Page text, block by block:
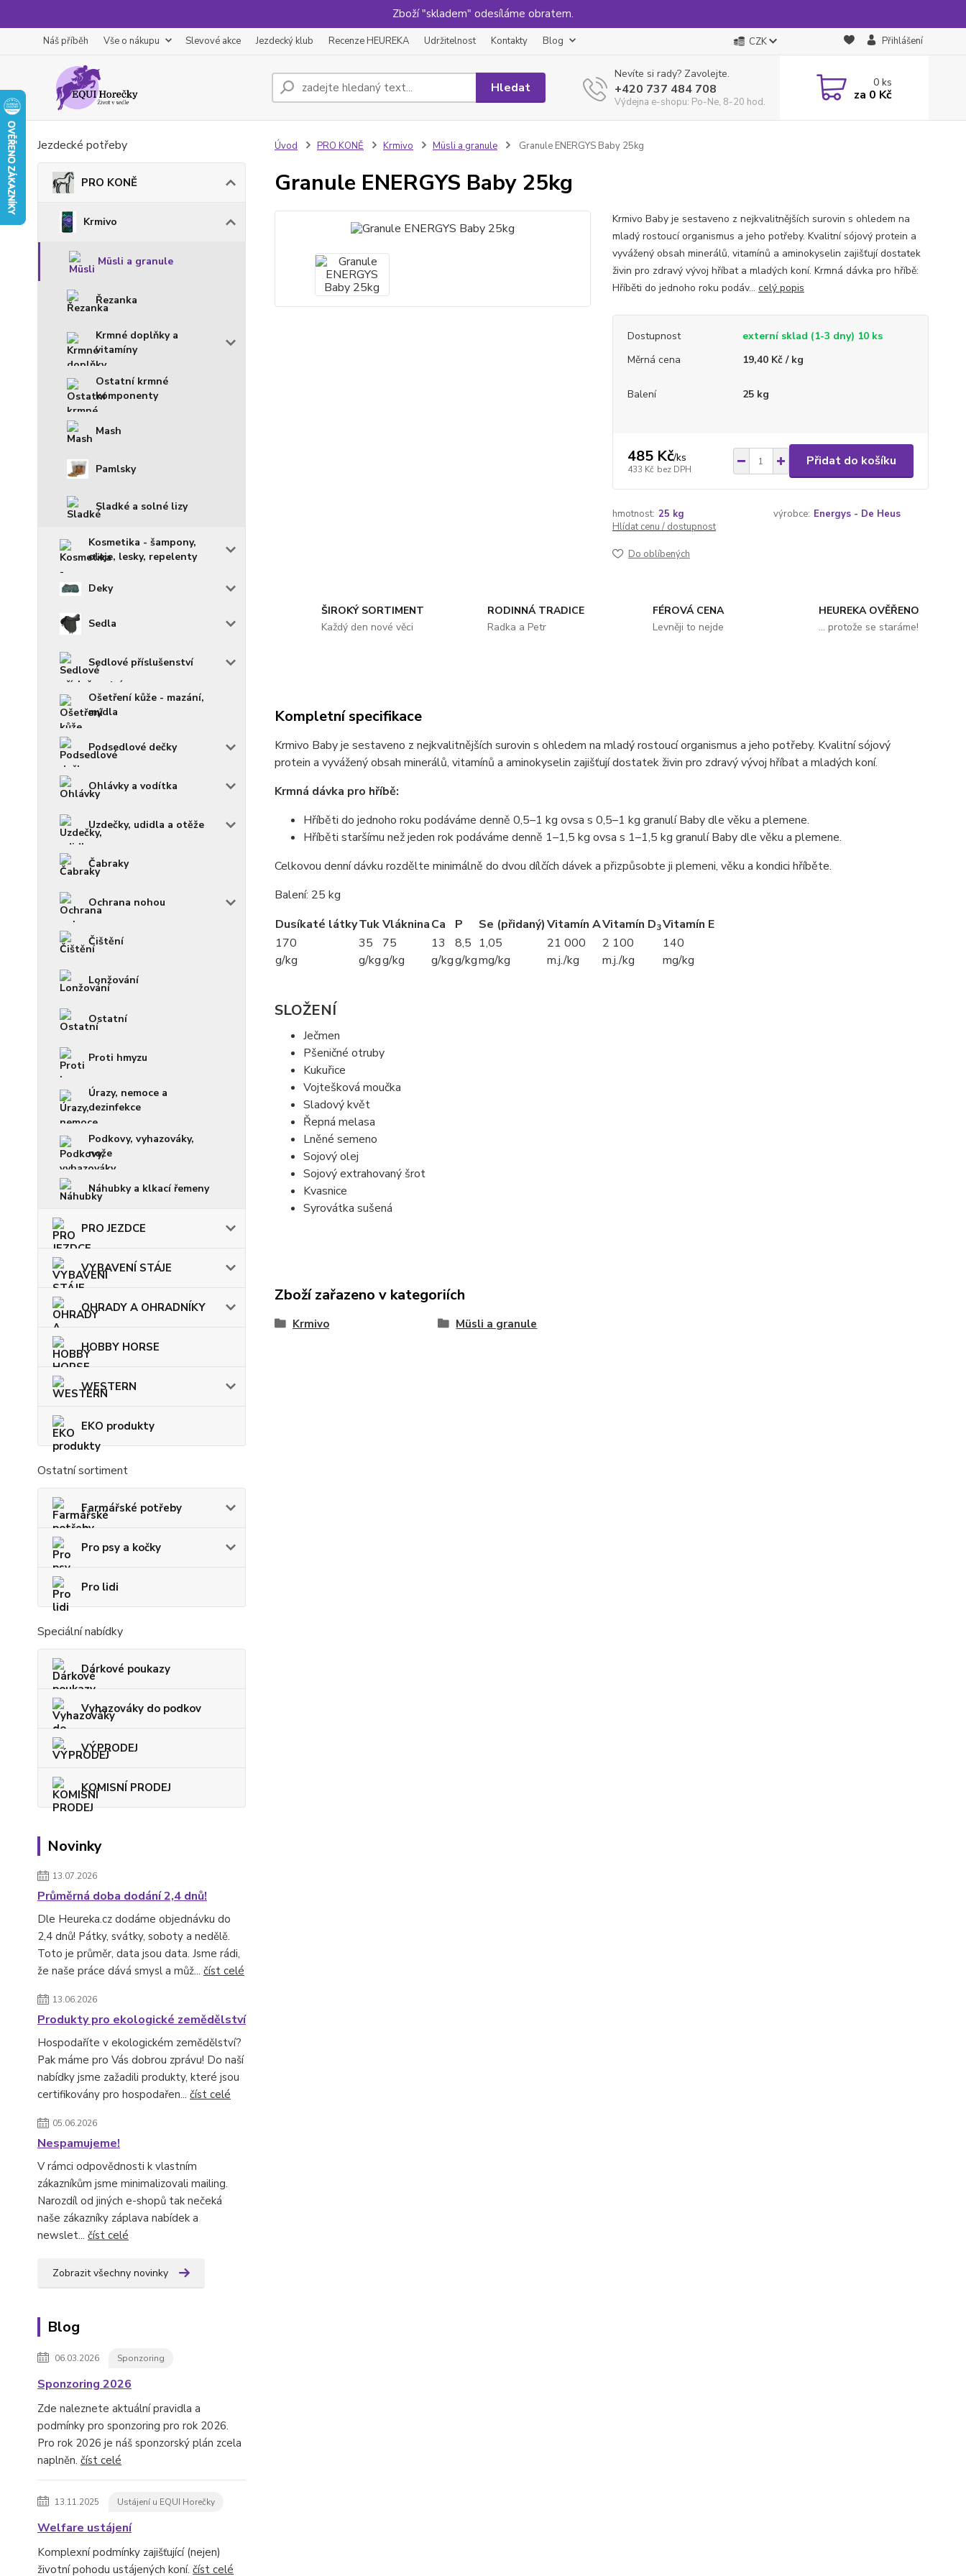
Zboží "skladem" odesíláme obratem.
Náš příběh Vše o nákupu Slevové akce Jezdecký klub Recenze HEUREKA Udržitelnost Kontakty Blog CZK Přihlášení
Hledat
Nevíte si rady? Zavolejte.
+420 737 484 708
Výdejna e-shopu: Po-Ne, 8-20 hod.
0ks
za 0 Kč
Jezdecké potřeby
PRO KONĚ
Krmivo
Müsli a granule
Řezanka
Krmné doplňky a
vitamíny
Ostatní krmné
komponenty
Mash
Pamlsky
Sladké a solné lizy
Kosmetika - šampony,
oleje, lesky, repelenty
Deky
Sedla
Sedlové příslušenství
Ošetření kůže - mazání,
mýdla
Podsedlové dečky
Ohlávky a vodítka
Uzdečky, udidla a otěže
Čabraky
Ochrana nohou
Čištění
Lonžování
Ostatní
Proti hmyzu
Úrazy, nemoce a
dezinfekce
Podkovy, vyhazováky,
nože
Náhubky a klkací řemeny
PRO JEZDCE
VYBAVENÍ STÁJE
OHRADY A OHRADNÍKY
HOBBY HORSE
WESTERN
EKO produkty
Ostatní sortiment
Farmářské potřeby
Pro psy a kočky
Pro lidi
Speciální nabídky
Dárkové poukazy
Vyhazováky do podkov
VÝPRODEJ
KOMISNÍ PRODEJ
Novinky
13.07.2026
Průměrná doba dodání 2,4 dnů!
Dle Heureka.cz dodáme objednávku do
2,4 dnů! Pátky, svátky, soboty a nedělě.
Toto je průměr, data jsou data. Jsme rádi,
že naše práce dává smysl a můž... číst celé
13.06.2026
Produkty pro ekologické zemědělství
Hospodaříte v ekologickém zemědělství?
Pak máme pro Vás dobrou zprávu! Do naší
nabídky jsme zažadili produkty, které jsou
certifikovány pro hospodařen... číst celé
05.06.2026
Nespamujeme!
V rámci odpovědnosti k vlastním
zákazníkům jsme minimalizovali mailing.
Narozdíl od jiných e-shopů tak nečeká
naše zákazníky záplava nabídek a
newslet... číst celé
Zobrazit všechny novinky
Blog
06.03.2026 Sponzoring
Sponzoring 2026
Zde naleznete aktuální pravidla a
podmínky pro sponzoring pro rok 2026.
Pro rok 2026 je náš sponzorský plán zcela
naplněn. číst celé
13.11.2025 Ustájení u EQUI Horečky
Welfare ustájení
Komplexní podmínky zajišťující (nejen)
životní pohodu ustájených koní. číst celé
Úvod PRO KONĚ Krmivo Müsli a granule Granule ENERGYS Baby 25kg
Granule ENERGYS Baby 25kg
Krmivo Baby je sestaveno z nejkvalitnějších surovin s ohledem na
mladý rostoucí organismus a jeho potřeby. Kvalitní sójový protein a
vyvážený obsah minerálů, vitamínů a aminokyselin zajišťují dostatek
živin pro zdravý vývoj hříbat a mladých koní. Krmná dávka pro hříbě:
Hříběti do jednoho roku podáv... celý popis
Dostupnost
externí sklad (1-3 dny) 10 ks
Měrná cena
19,40 Kč / kg
Balení 25 kg
485 Kč/ks
433 Kč bez DPH
Přidat do košíku
hmotnost: 25 kg výrobce: Energys - De Heus
Hlídat cenu / dostupnost
Do oblíbených
ŠIROKÝ SORTIMENT
Každý den nové věci
RODINNÁ TRADICE
Radka a Petr
FÉROVÁ CENA
Levněji to nejde
HEUREKA OVĚŘENO
... protože se staráme!
Kompletní specifikace
Krmivo Baby je sestaveno z nejkvalitnějších surovin s ohledem na mladý rostoucí organismus a jeho potřeby. Kvalitní sójový
protein a vyvážený obsah minerálů, vitamínů a aminokyselin zajišťují dostatek živin pro zdravý vývoj hříbat a mladých koní.
Krmná dávka pro hříbě:
Hříběti do jednoho roku podáváme denně 0,5–1 kg ovsa s 0,5–1 kg granulí Baby dle věku a plemene.
Hříběti staršímu než jeden rok podáváme denně 1–1,5 kg ovsa s 1–1,5 kg granulí Baby dle věku a plemene.
Celkovou denní dávku rozdělte minimálně do dvou dílčích dávek a přizpůsobte ji plemeni, věku a kondici hříběte.
Balení: 25 kg
Dusíkaté látkyTukVlákninaCa P Se (přidaný)Vitamín AVitamín D3Vitamín E
170
g/kg
35
g/kg
75
g/kg
13
g/kg
8,5
g/kg
1,05
mg/kg
21 000
m.j./kg
2 100
m.j./kg
140
mg/kg
SLOŽENÍ
Ječmen
Pšeničné otruby
Kukuřice
Vojtešková moučka
Sladový květ
Řepná melasa
Lněné semeno
Sojový olej
Sojový extrahovaný šrot
Kvasnice
Syrovátka sušená
Zboží zařazeno v kategoriích
Krmivo Müsli a granule